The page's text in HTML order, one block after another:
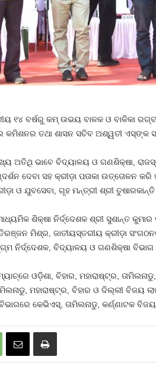
୧୪ ବର୍ଷରୁ କମ୍‌ ଉଭୟ ବାଳକ ଓ ବାଳିକା
କମିଶନର ତଥା ଶାସନ ସଚିବ ଅଶ୍ୱତୀ ଏସ୍‌ଙ୍କ
ଅତିଥି ଭାବେ ବିଦ୍ୟାଳୟ ଓ ଗଣଶିକ୍ଷା,
ଦେବା ସହ କ୍ରୀଡ଼ା ପତାକା ଉତ୍ତୋଳନ
ଓ ଯୁବସେବା, ଗୃହ ମନ୍ତ୍ରୀ ଶ୍ରୀ ତୁଷାରକାନ୍ତି
ଶିକ୍ଷା ନିର୍ଦ୍ଦେଶକ ଶ୍ରୀ ସୁଶାନ୍ତ
ମିଶ୍ର, ଜାତୀୟସ୍ତରୀୟ କ୍ରୀଡ଼ା
ନିର୍ଦ୍ଦେଶକ, ବିଦ୍ୟାଳୟ ଓ ଗଣଶିକ୍ଷା
ଓଡ଼ିଶା, ବିହାର, ମହାରାଷ୍ଟ୍ର,
ମହାରାଷ୍ଟ୍ର, ବିହାର ଓ ଦିଲ୍ଲୀ ବିଜୟ
କେଭିଏସ୍‌, ତାମିଲନାଡୁ, କର୍ଣ୍ଣାଟକ